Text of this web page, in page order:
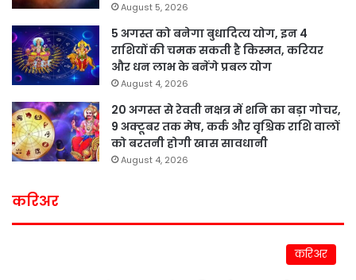
August 5, 2026
5 अगस्त को बनेगा बुधादित्य योग, इन 4
राशियों की चमक सकती है किस्मत, करियर
और धन लाभ के बनेंगे प्रबल योग
August 4, 2026
20 अगस्त से रेवती नक्षत्र में शनि का बड़ा गोचर,
9 अक्टूबर तक मेष, कर्क और वृश्चिक राशि वालों
को बरतनी होगी खास सावधानी
August 4, 2026
करिअर
करिअर